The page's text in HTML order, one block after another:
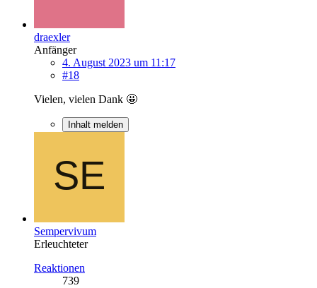
draexler
Anfänger
4. August 2023 um 11:17
#18
Vielen, vielen Dank 🤩
Inhalt melden
Sempervivum
Erleuchteter
Reaktionen
739